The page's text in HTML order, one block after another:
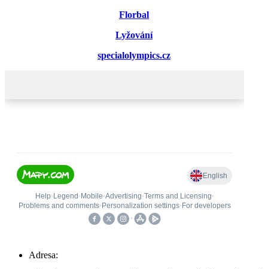
Florbal
Lyžování
specialolympics.cz
Adresa: